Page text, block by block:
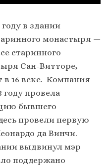
в здании
монастыря —
старинного
Сан-Витторе,
16 веке. Компания
году провела
бывшего
провели первую
да Винчи.
выдвинул мэр
поддержано